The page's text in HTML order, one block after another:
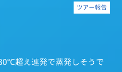
ツアー報告
超え連発で蒸発しそうで